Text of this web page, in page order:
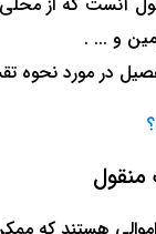
و ... .
در مورد نحوه
منقول